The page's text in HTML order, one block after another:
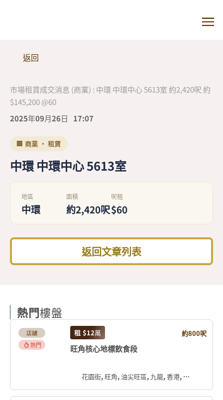
返回
市場租賃成交消息 (商業) : 中環 中環中心 5613室 約2,420呎 約
$145,200 @60
2025年09月26日
17:07
🏢 商業 · 租賃
中環 中環中心 5613室
地區
中環
面積
約2,420呎
呎租
$60
返回文章列表
熱門樓盤
店舖
熱門
租 $12萬 約800呎
旺角核心地標飲食段
花園街, 旺角, 油尖旺區, 九龍, 香港, 中国